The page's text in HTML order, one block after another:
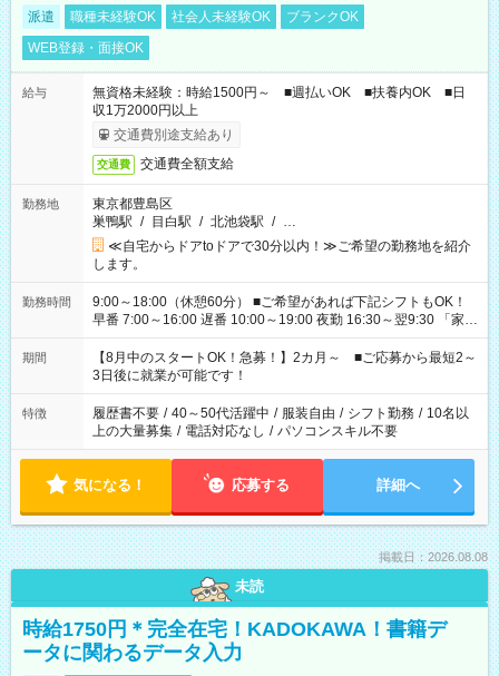
派遣 職種未経験OK 社会人未経験OK
ブランクOK
WEB登録・面接OK
給与
無資格未経験：時給1500円～ ■週払いOK ■扶養内OK ■日
収1万2000円以上
交通費別途支給あり
交通費 交通費全額支給
勤務地
東京都豊島区
巣鴨駅 / 目白駅 / 北池袋駅 / …
≪自宅からドアtoドアで30分以内！≫ご希望の勤務地を紹介
します。
勤務時間
9:00～18:00（休憩60分） ■ご希望があれば下記シフトもOK！
早番 7:00～16:00 遅番 10:00～19:00 夜勤 16:30～翌9:30 「家族
と休みを合わせたい」 「余裕を持って夕飯の準備がしたい」
「できれば残業はしたくない」 など、ご希望を教えてください
ね。 ※Wワーク希望の方へ 今ご覧のお仕事で希望する勤務時間
と、もう1つのお仕事の勤務時間。 合計で週40時間を超える場
合は応募できません。
期間
【8月中のスタートOK！急募！】2カ月～ ■ご応募から最短2～
3日後に就業が可能です！
特徴 履歴書不要 / 40～50代活躍中 / 服装自由 / シフト勤務 / 10名以
上の大量募集 / 電話対応なし / パソコンスキル不要
気になる！ 応募する 詳細へ
掲載日：2026.08.08
未読
時給1750円＊完全在宅！KADOKAWA！書籍デ
ータに関わるデータ入力